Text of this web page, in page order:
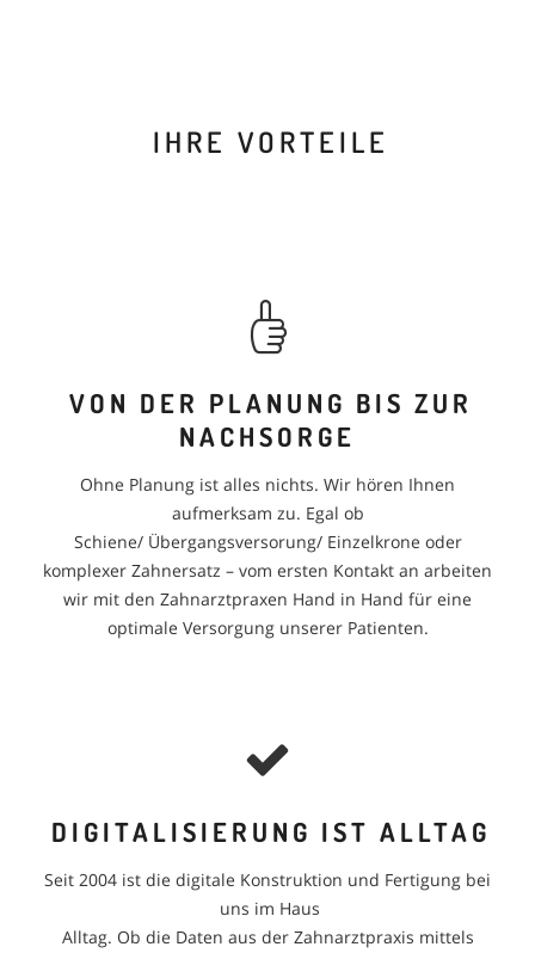
IHRE VORTEILE
VON DER PLANUNG BIS ZUR
NACHSORGE
Ohne Planung ist alles nichts. Wir hören Ihnen
aufmerksam zu. Egal ob
Schiene/ Übergangsversorung/ Einzelkrone oder
komplexer Zahnersatz – vom ersten Kontakt an arbeiten
wir mit den Zahnarztpraxen Hand in Hand für eine
optimale Versorgung unserer Patienten.
DIGITALISIERUNG IST ALLTAG
Seit 2004 ist die digitale Konstruktion und Fertigung bei
uns im Haus
Alltag. Ob die Daten aus der Zahnarztpraxis mittels